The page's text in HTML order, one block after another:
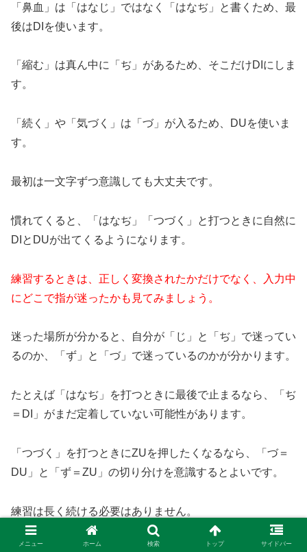
「鼻血」は「はなじ」ではなく「はなぢ」と書くため、最
後はDIを使います。
「縮む」は真ん中に「ぢ」があるため、そこだけDIにしま
す。
「続く」や「気づく」は「づ」が入るため、DUを使いま
す。
最初は一文字ずつ意識しても大丈夫です。
慣れてくると、「はなぢ」「つづく」と打つときに自然に
DIとDUが出てくるようになります。
練習するときは、正しく変換されたかだけでなく、入力中
にどこで指が迷ったかも見てみましょう。
迷った場所が分かると、自分が「じ」と「ぢ」で迷ってい
るのか、「ず」と「づ」で迷っているのかが分かります。
たとえば「はなぢ」を打つときに最後で止まるなら、「ぢ
＝DI」がまだ定着していない可能性があります。
「つづく」を打つときにZUを押したくなるなら、「づ＝
DU」と「ず＝ZU」の切り分けを意識するとよいです。
練習は長く続ける必要はありません。
メニュー ホーム 検索 トップ サイドバー